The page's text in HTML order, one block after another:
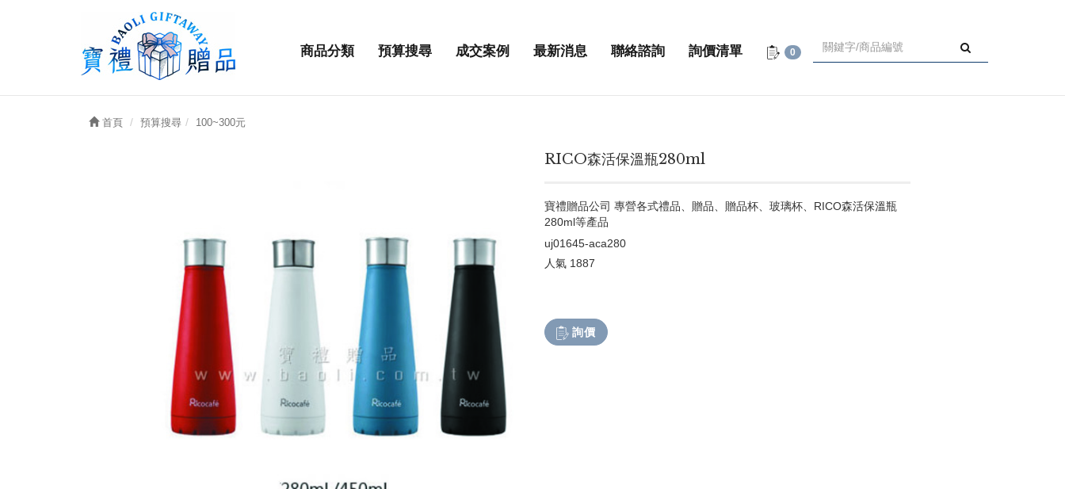
商品分類 預算搜尋 成交案例 最新消息 聯絡諮詢 詢價清單 0
首頁 預算搜尋 100~300元
RICO森活保溫瓶280ml
寶禮贈品公司 專營各式禮品、贈品、贈品杯、玻璃杯、RICO森活保溫瓶
280ml等產品
uj01645-aca280
人氣 1887
詢價